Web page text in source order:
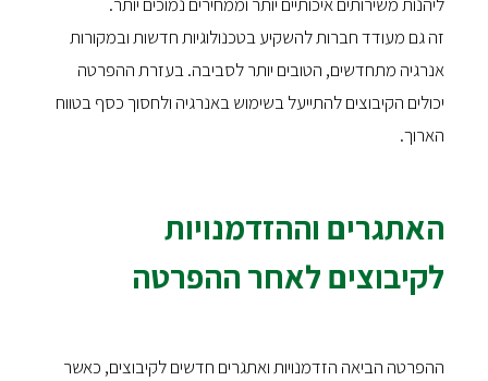
זה גם מעודד חברות להשקיע בטכנולוגיות חדשות ובמקורות
אנרגיה מתחדשים, הטובים יותר לסביבה. בעזרת ההפרטה
יכולים הקיבוצים להתייעל בשימוש באנרגיה ולחסוך כסף בטווח
הארוך.
האתגרים וההזדמנויות
לקיבוצים לאחר ההפרטה
ההפרטה הביאה הזדמנויות ואתגרים חדשים לקיבוצים, כאשר